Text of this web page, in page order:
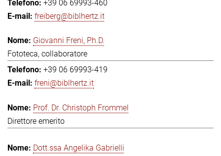
+39 06 69993-460
freiberg@biblhertz.it
Giovanni Freni, Ph.D.
Fototeca, collaboratore
+39 06 69993-419
freni@biblhertz.it
Prof. Dr. Christoph Frommel
Direttore emerito
Dott.ssa Angelika Gabrielli